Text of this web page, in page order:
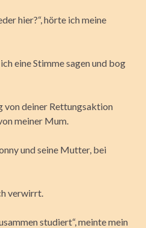
hier?“, hörte ich meine
eine Stimme sagen und bog
von deiner Rettungsaktion
meiner Mum.
und seine Mutter, bei
verwirrt.
studiert“, meinte mein